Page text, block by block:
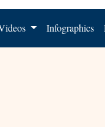
Infographics